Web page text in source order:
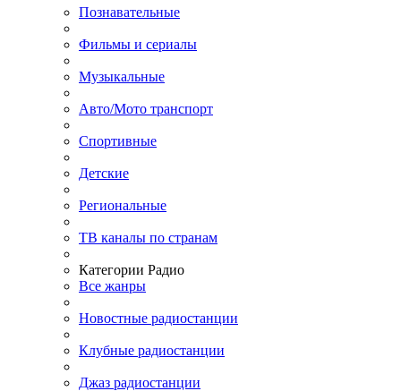
Познавательные
Фильмы и сериалы
Музыкальные
Авто/Мото транспорт
Спортивные
Детские
Региональные
ТВ каналы по странам
Категории Радио
Все жанры
Новостные радиостанции
Клубные радиостанции
Джаз радиостанции